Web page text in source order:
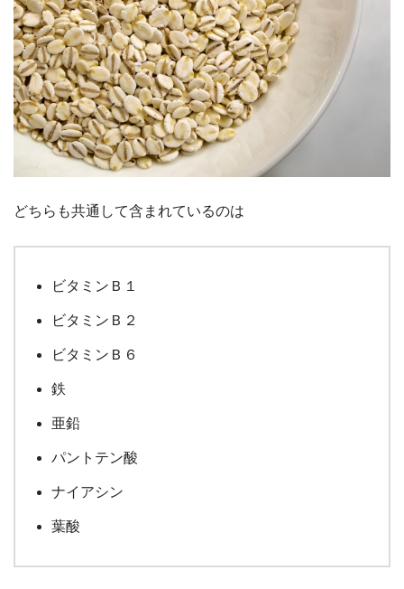
どちらも共通して含まれているのは
ビタミンＢ１
ビタミンＢ２
ビタミンＢ６
鉄
亜鉛
パントテン酸
ナイアシン
葉酸